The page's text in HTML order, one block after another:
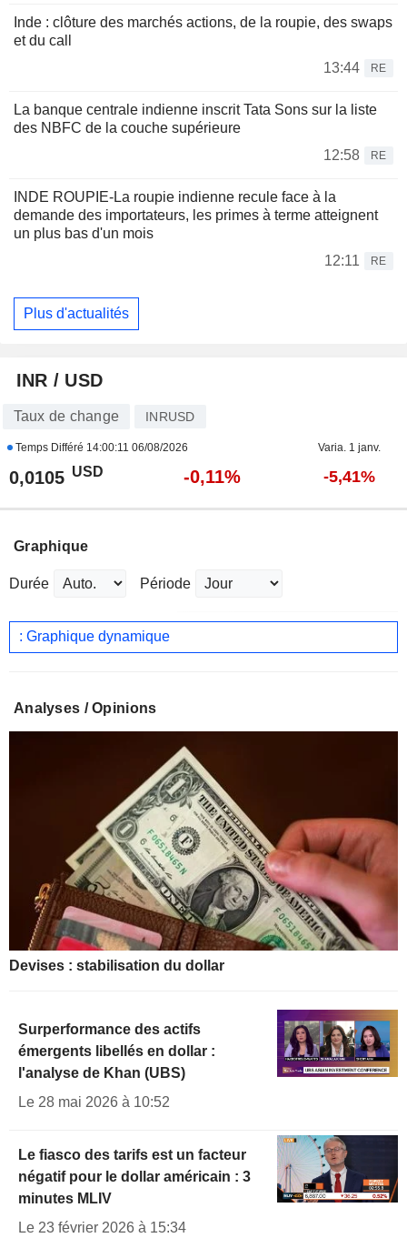
Inde : clôture des marchés actions, de la roupie, des swaps
et du call
13:44
RE
La banque centrale indienne inscrit Tata Sons sur la liste
des NBFC de la couche supérieure
12:58
RE
INDE ROUPIE-La roupie indienne recule face à la
demande des importateurs, les primes à terme atteignent
un plus bas d'un mois
12:11
RE
Plus d'actualités
INR / USD
Taux de change INRUSD
Temps Différé 14:00:11 06/08/2026 Varia. 1 janv.
0,0105 USD -0,11% -5,41%
Graphique
Durée Période
: Graphique dynamique
Analyses / Opinions
Devises : stabilisation du dollar
Surperformance des actifs
émergents libellés en dollar :
l'analyse de Khan (UBS)
Le 28 mai 2026 à 10:52
Le fiasco des tarifs est un facteur
négatif pour le dollar américain : 3
minutes MLIV
Le 23 février 2026 à 15:34